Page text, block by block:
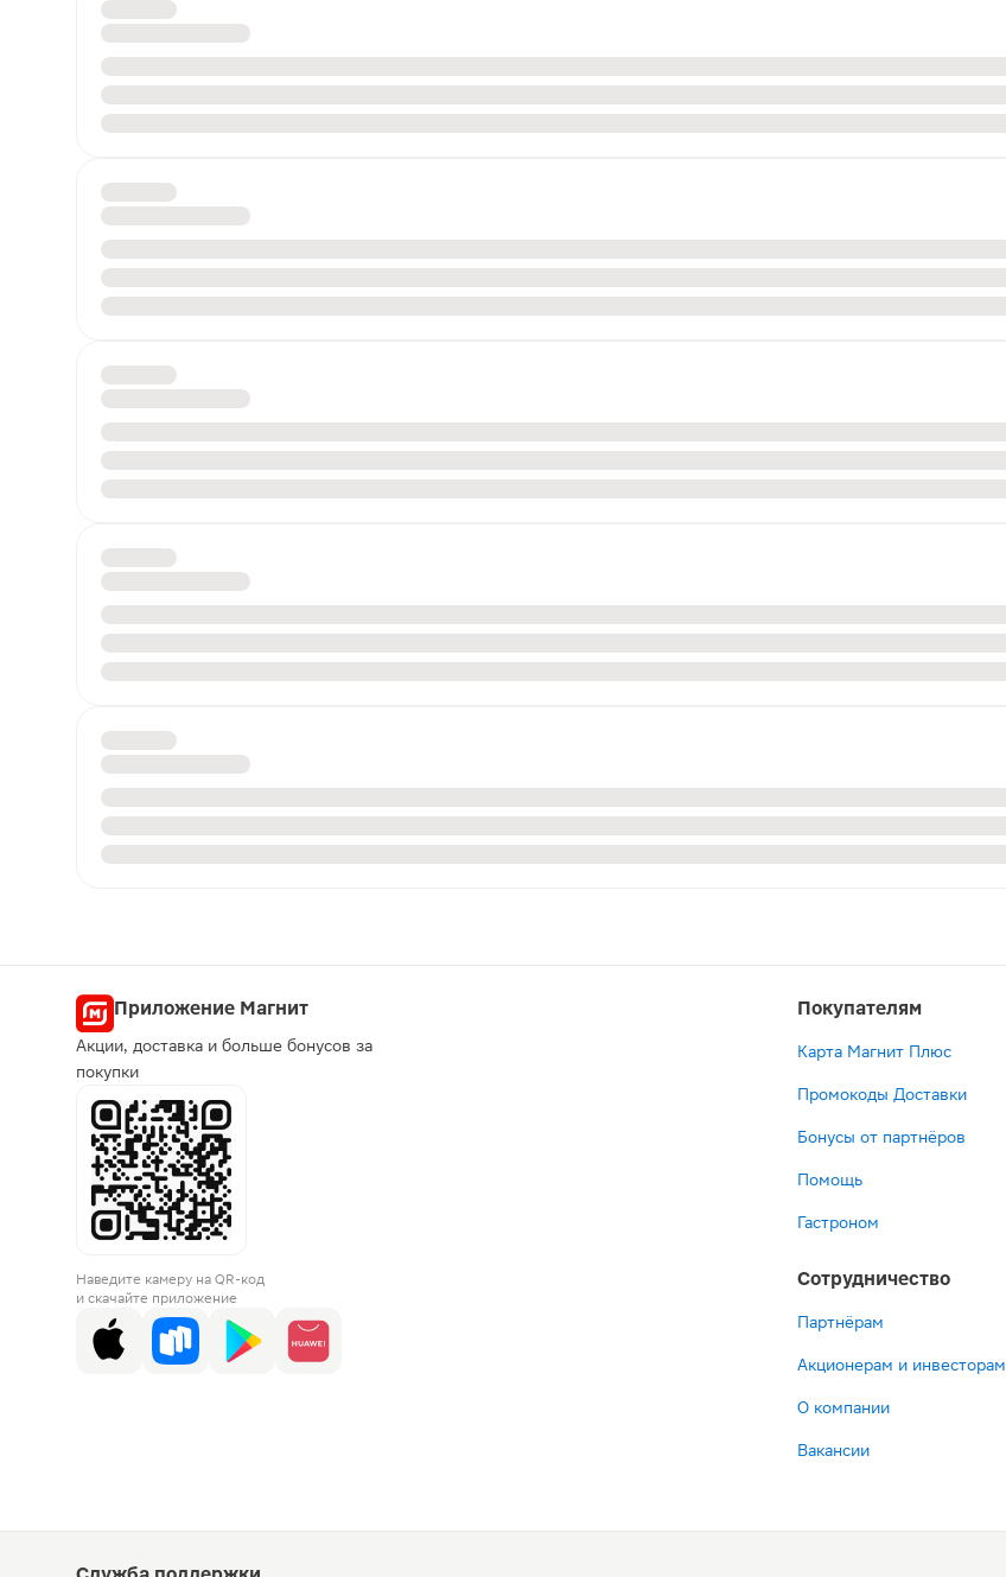
Приложение Магнит
Акции, доставка и больше бонусов за
покупки
Наведите камеру на QR-код
и скачайте приложение
Покупателям
Карта Магнит Плюс
Промокоды Доставки
Бонусы от партнёров
Помощь
Гастроном
Сотрудничество
Партнёрам
Акционерам и инвесторам
О компании
Вакансии